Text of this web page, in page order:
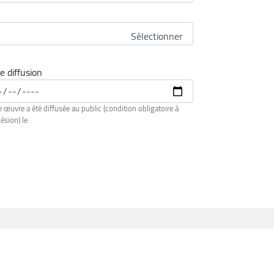
diffusion
œuvre a été diffusée au public (condition obligatoire à
le